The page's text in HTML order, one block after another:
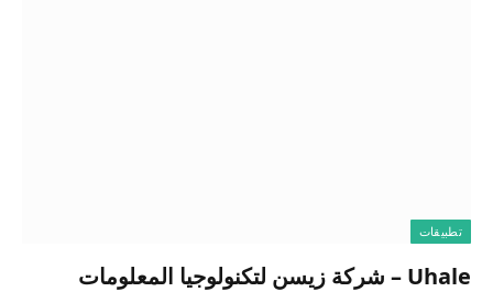
تطبيقات
Uhale – شركة زيسن لتكنولوجيا المعلومات